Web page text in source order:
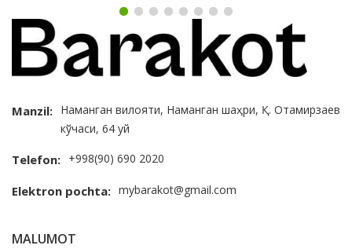
Manzil: Наманган вилояти, Наманган шаҳри, Қ. Отамирзаев
кўчаси, 64 уй
Telefon: +998(90) 690 2020
Elektron pochta: mybarakot@gmail.com
MALUMOT